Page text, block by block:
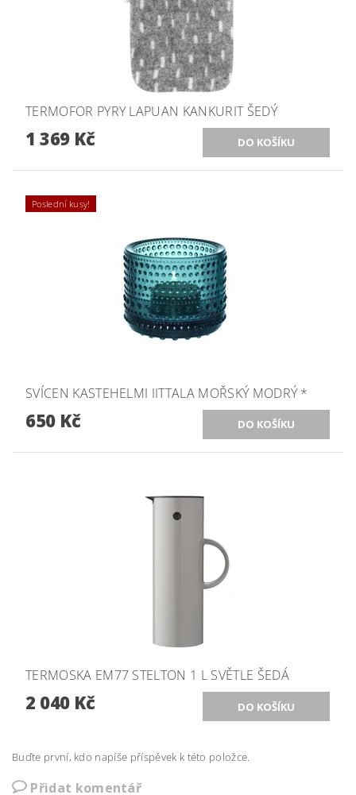
TERMOFOR PYRY LAPUAN KANKURIT ŠEDÝ
1 369 Kč
Poslední kusy!
SVÍCEN KASTEHELMI IITTALA MOŘSKÝ MODRÝ *
650 Kč
TERMOSKA EM77 STELTON 1 L SVĚTLE ŠEDÁ
2 040 Kč
Buďte první, kdo napíše příspěvek k této položce.
Přidat komentář